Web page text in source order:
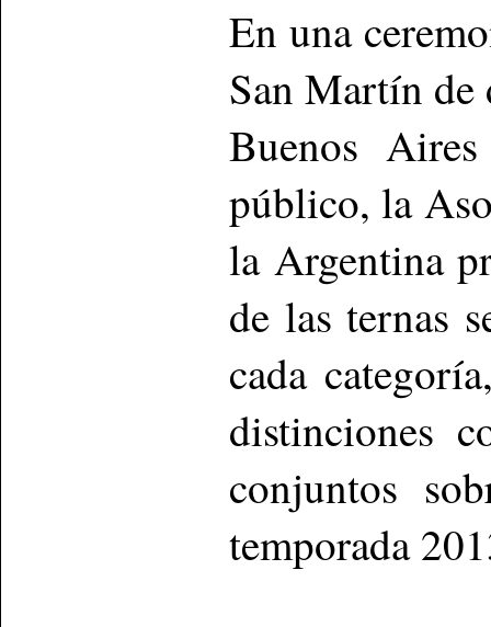
En una
San Martín de
Buenos
público, la
la Argentina
de las ternas
cada
distinciones
conjuntos
temporada